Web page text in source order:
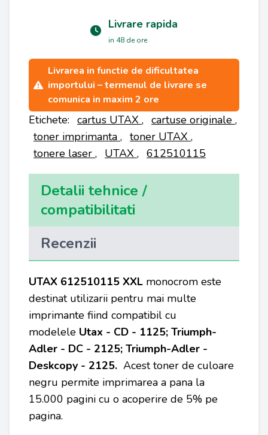
Livrare rapida
in 48 de ore
Livrarea in functie de dificultatea
importului – termenul de livrare se
comunica in maxim 2 ore
Etichete: cartus UTAX , cartuse originale ,
toner imprimanta , toner UTAX ,
tonere laser , UTAX , 612510115
Detalii tehnice /
compatibilitati
Recenzii
UTAX 612510115 XXL monocrom este
destinat utilizarii pentru mai multe
imprimante fiind compatibil cu
modelele Utax - CD - 1125; Triumph-
Adler - DC - 2125; Triumph-Adler -
Deskcopy - 2125. Acest toner de culoare
negru permite imprimarea a pana la
15.000 pagini cu o acoperire de 5% pe
pagina.